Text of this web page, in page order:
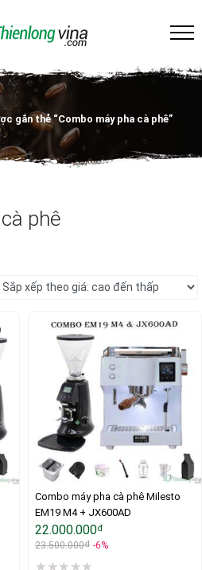
gắn thẻ “Combo máy pha cà phê”
phê
Combo máy pha cà phê Milesto
EM19 M4 + JX600AD
22.000.000đ
23.500.000đ -6%